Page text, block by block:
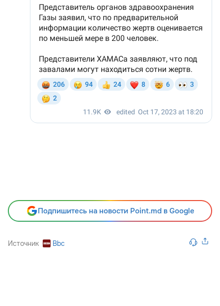
Подпишитесь на новости Point.md в Google
Источник Bbc